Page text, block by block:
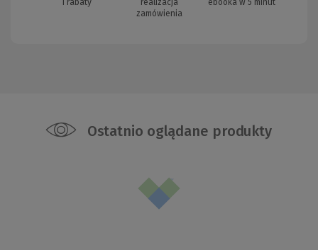
i rabaty
realizacja
zamówienia
ebooka w 5 minut
Ostatnio oglądane produkty